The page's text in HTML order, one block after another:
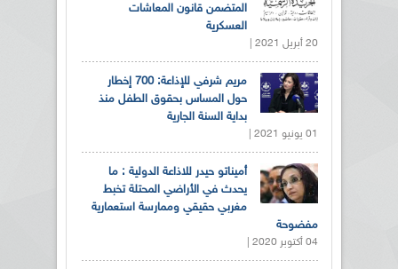
المتضمن قانون المعاشات
العسكرية
20 أبريل 2021 |
مريم شرفي للإذاعة: 700 إخطار
حول المساس بحقوق الطفل منذ
بداية السنة الجارية
01 يونيو 2021 |
أميناتو حيدر للاذاعة الدولية : ما
يحدث في الأراضي المحتلة تخبط
مغربي حقيقي وممارسة استعمارية
مفضوحة
04 أكتوبر 2020 |